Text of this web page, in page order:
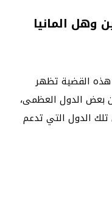
وهل المانيا
هذه القضية تظهر
بعض الدول العظمى،
تلك الدول التي تدعم